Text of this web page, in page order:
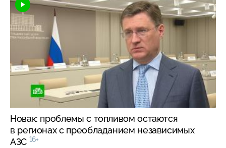
Новак: проблемы с топливом остаются
в регионах с преобладанием независимых
АЗС 16+